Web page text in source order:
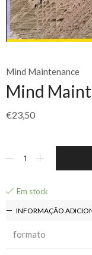
Mind Maintenance
Mind
€23,50
Em stock
INFORMAÇÃO
formato